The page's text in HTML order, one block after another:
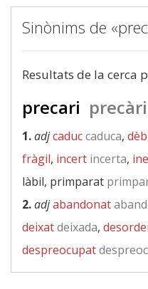
Sinònims de
Resultats de la cerca
precari
1.adjcaduccaduca,
fràgil, incert incerta,
làbil, primparat
2.adjabandonat
deixatdeixada,
despreocupat